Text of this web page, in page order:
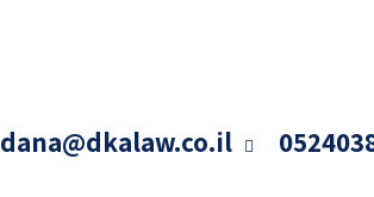
dana@dkalaw.co.il